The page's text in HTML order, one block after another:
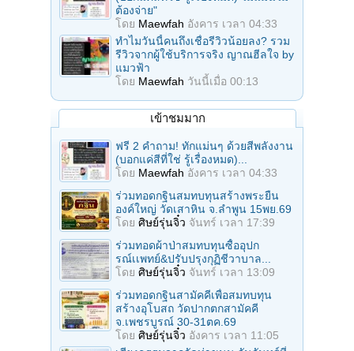
ต้องจ่าย"
โดย Maewfah อังคาร เวลา 04:33
ทำไมวันนี้คนถึงเชื่อรีวิวน้อยลง? รวม
รีวิวจากผู้ใช้บริการจริง ญาณฮีลใจ by
แมวฟ้า
โดย Maewfah วันนี้เมื่อ 00:13
เข้าชมมาก
ฟรี 2 คำถาม! ทักแม่นๆ ด้วยสีพลังงาน
(บอกแค่สีที่ใช่ รู้เรื่องหมด)...
โดย Maewfah อังคาร เวลา 04:33
ร่วมทอดกฐินสมทบทุนสร้างพระยืน
องค์ใหญ่ วัดเสาหิน จ.ลําพูน 15พย.69
โดย ศิษย์รุ่นจิ๋ว จันทร์ เวลา 17:39
ร่วมทอดผ้าป่าสมทบทุนซื้ออุปก
รณ์เเพทย์&ปรับปรุงกุฏิชีวาบาล...
โดย ศิษย์รุ่นจิ๋ว จันทร์ เวลา 13:09
ร่วมทอดกฐินสามัคคีเพื่อสมทบทุน
สร้างอุโบสถ วัดปากตกสามัคคี
จ.เพชรบูรณ์ 30-31ตค.69
โดย ศิษย์รุ่นจิ๋ว อังคาร เวลา 11:05